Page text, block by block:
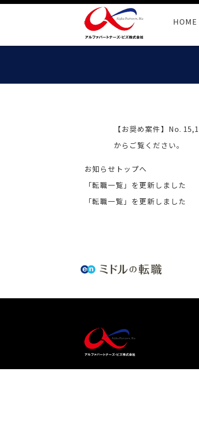
HOME
【お奨め案件】No.
からご覧ください。
お知らせトップへ
「転職一覧」を更新しました
「転職一覧」を更新しました